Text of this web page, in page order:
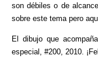
son débiles o de
sobre este tema pero
El dibujo que
especial, #200, 2010.